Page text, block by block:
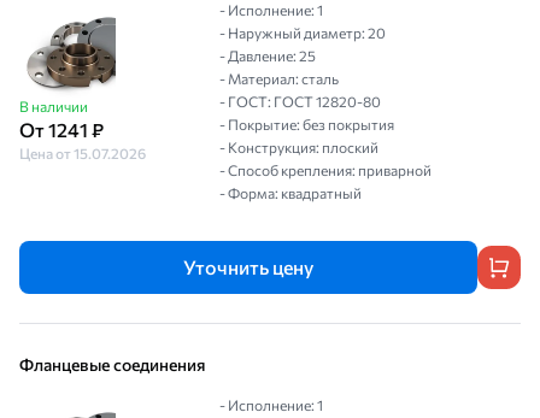
В наличии
От 1241 ₽
Цена от 15.07.2026
- Исполнение: 1
- Наружный диаметр: 20
- Давление: 25
- Материал: сталь
- ГОСТ: ГОСТ 12820-80
- Покрытие: без покрытия
- Конструкция: плоский
- Способ крепления: приварной
- Форма: квадратный
Уточнить цену
Фланцевые соединения
- Исполнение: 1